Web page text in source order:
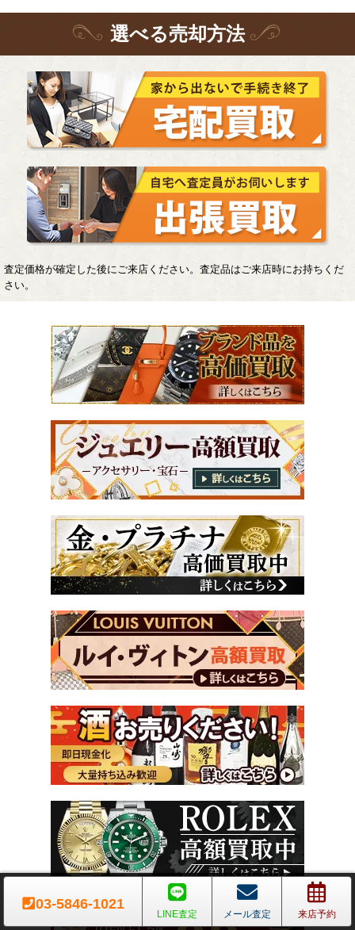
選べる売却方法
査定価格が確定した後にご来店ください。査定品はご来店時にお持ちくだ
さい。
03-5846-1021
LINE査定 メール査定 来店予約